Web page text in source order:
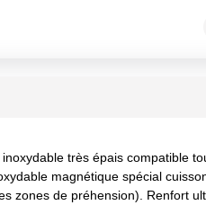
très épais compatible
magnétique spécial
zones de préhension). Renfort